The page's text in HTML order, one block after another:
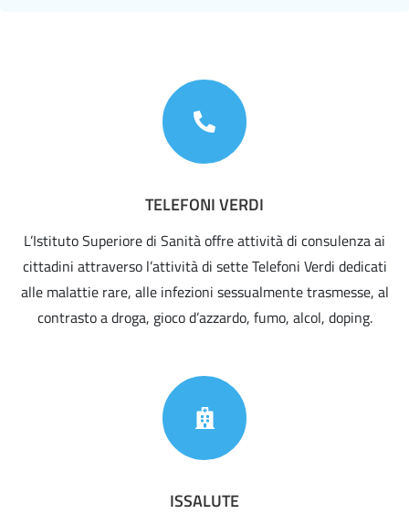
TELEFONI VERDI
L’Istituto Superiore di Sanità offre attività di consulenza ai
cittadini attraverso l’attività di sette Telefoni Verdi dedicati
alle malattie rare, alle infezioni sessualmente trasmesse, al
contrasto a droga, gioco d’azzardo, fumo, alcol, doping.
ISSALUTE